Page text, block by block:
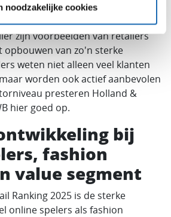
noodzakelijke cookies
Schoonenberg, 123inkt,
Keurslager, Pearle Opticiens,
zijn voorbeelden van retailers
opbouwen van zo'n sterke
weten niet alleen veel klanten
worden ook actief aanbevolen
presteren Holland &
hier goed op.
bij
fashion
value segment
Ranking 2025 is de sterke
online spelers als fashion